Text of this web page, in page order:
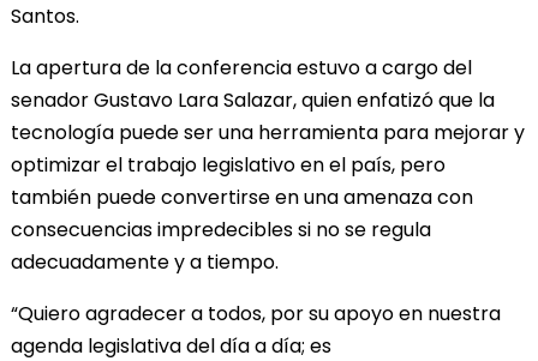
Santos.
La apertura de la conferencia estuvo a cargo del
senador Gustavo Lara Salazar, quien enfatizó que la
tecnología puede ser una herramienta para mejorar y
optimizar el trabajo legislativo en el país, pero
también puede convertirse en una amenaza con
consecuencias impredecibles si no se regula
adecuadamente y a tiempo.
“Quiero agradecer a todos, por su apoyo en nuestra
agenda legislativa del día a día; es